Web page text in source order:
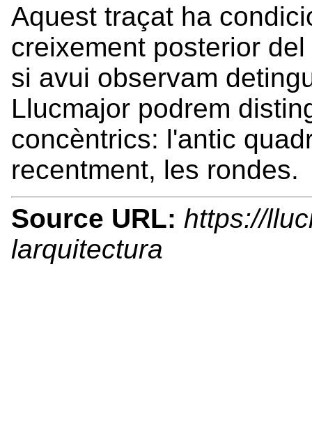
Aquest traçat ha
creixement posterior
si avui observam
Llucmajor podrem
concèntrics: l'antic
recentment, les rondes.
Source URL: https://
larquitectura